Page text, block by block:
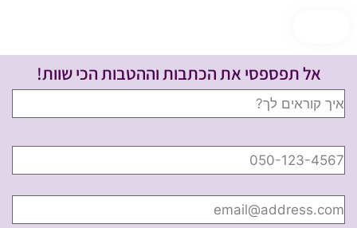
אל תפספסי את הכתבות וההטבות הכי שוות!